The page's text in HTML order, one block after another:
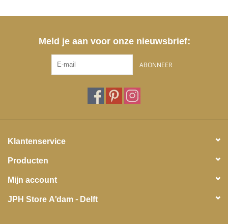
Meld je aan voor onze nieuwsbrief:
ABONNEER
Klantenservice
Producten
Mijn account
JPH Store A'dam - Delft